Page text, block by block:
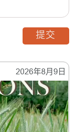
2026年8月9日
提交